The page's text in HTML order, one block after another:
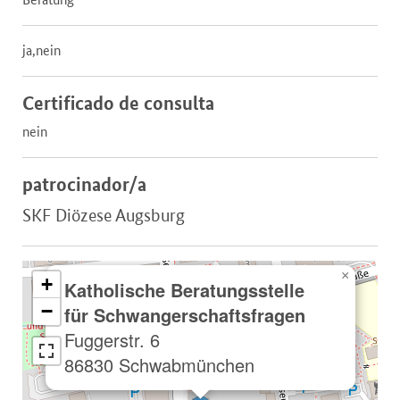
ja,nein
Certificado de consulta
nein
patrocinador/a
SKF Diözese Augsburg
Katholische Beratungsstelle
für Schwangerschaftsfragen
Fuggerstr. 6
86830 Schwabmünchen
×
+
−